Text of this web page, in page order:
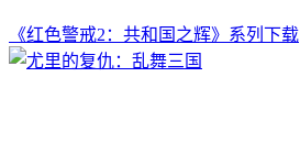
《红色警戒2：共和国之辉》系列下载